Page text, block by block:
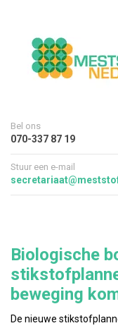
Bel ons
070-337 87 19
Stuur een e-mail
Biologische
beweging
De nieuwe